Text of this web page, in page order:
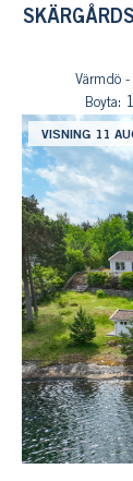
Värmdö -
Boyta:
VISNING 11